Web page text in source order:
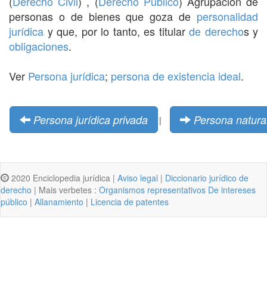
personas o de bienes que goza de personalidad
jurídica y que, por lo tanto, es titular de derechos y
obligaciones.
Ver Persona jurídica; persona de existencia ideal.
Persona jurídica privada | Persona
2020 Enciclopedia jurídica | Aviso legal | Diccionario jurídico de
derecho | Mais verbetes : Organismos representativos De intereses
público | Allanamiento | Licencia de patentes